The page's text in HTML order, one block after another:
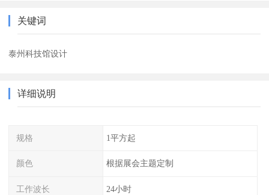
关键词
泰州科技馆设计
详细说明
规格 1平方起
颜色 根据展会主题定制
工作波长 24小时